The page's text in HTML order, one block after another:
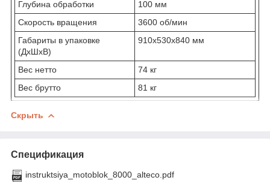
Глубина обработки
100 мм
Скорость вращения
3600 об/мин
Габариты в упаковке
(ДхШхВ)
910х530х840 мм
Вес нетто
74 кг
Вес брутто
81 кг
Скрыть
Спецификация
instruktsiya_motoblok_8000_alteco.pdf